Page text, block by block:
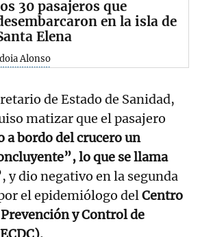
30 pasajeros que
en la isla de
Elena
Alonso
de Estado de Sanidad,
matizar que el pasajero
a bordo del crucero un
lo que se llama
, y dio negativo en la segunda
el epidemiólogo delCentro
y Control de